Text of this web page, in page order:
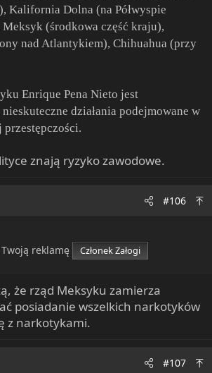
Kalifornia Dolna (na Półwyspie
(środkowa część kraju),
nad Atlantykiem), Chihuahua (przy
Enrique Pena Nieto jest
działania podejmowane w
znają ryzyko zawodowe.
#106
reklamę Członek Załogi
że rząd Meksyku zamierza
posiadanie wszelkich narkotyków
z narkotykami.
#107